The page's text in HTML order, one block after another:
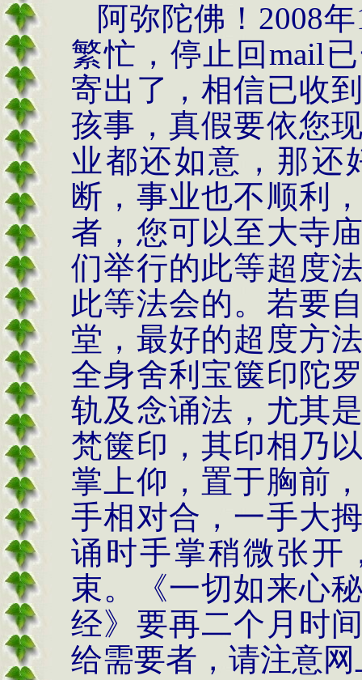
阿弥陀佛！ 2008年
繁忙，停止回 mail
寄出了，相信已收
孩事，真假要依您
业都还如意，那还
断，事业也不顺利
者，您可以至大寺
们举行的此等超度
此等法会的。若要
堂，最好的超度方
全身舍利宝箧印陀
轨及念诵法，尤其
梵箧印，其印相乃
掌上仰，置于胸前
手相对合，一手大
诵时手掌稍微张开
束。
《一切如来心
经》要再二个月时
给需要者，请注意